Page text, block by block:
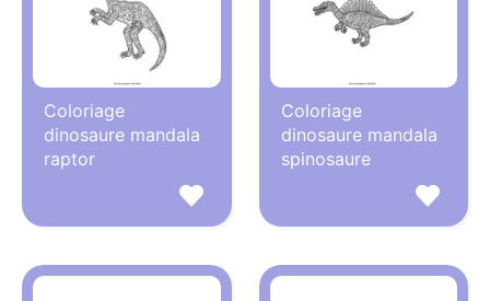
Coloriage
dinosaure mandala
raptor
Coloriage
dinosaure mandala
spinosaure